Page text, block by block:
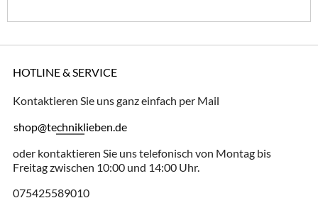
HOTLINE & SERVICE
Kontaktieren Sie uns ganz einfach per Mail
shop@techniklieben.de
oder kontaktieren Sie uns telefonisch von Montag bis
Freitag zwischen 10:00 und 14:00 Uhr.
075425589010